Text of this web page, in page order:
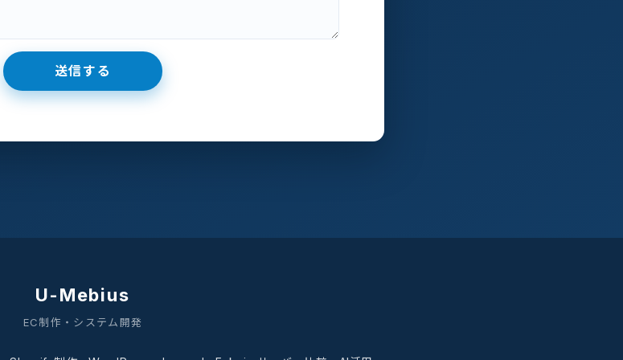
U-Mebius
EC制作・システム開発